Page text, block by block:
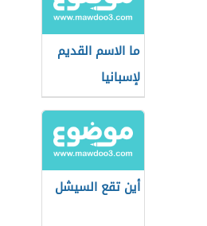
ما الاسم القديم
لإسبانيا
أين تقع السيشل